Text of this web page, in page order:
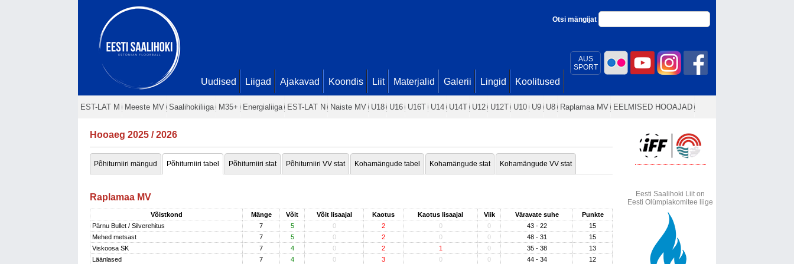
AUS
SPORT
Otsi mängijat
Uudised Liigad Ajakavad Koondis Liit Materjalid Galerii Lingid Koolitused
EST-LAT M Meeste MV Saalihokiliiga M35+ Energialiiga EST-LAT N Naiste MV U18 U16 U16T U14 U14T U12 U12T U10 U9 U8 Raplamaa MV EELMISED HOOAJAD
Hooaeg 2025 / 2026
Põhiturniiri mängud Põhiturniiri tabel Põhiturniiri stat Põhiturniiri VV stat Kohamängude tabel Kohamängude stat Kohamängude VV stat
Raplamaa MV
Võistkond Mänge Võit Võit lisaajal Kaotus Kaotus lisaajal Viik Väravate suhe
Punkte
Pärnu Bullet / Silverehitus
7 5 0 2 0 0 43 - 22
15
Mehed metsast
7 5 0 2 0 0 48 - 31
15
Viskoosa SK
7 4 0 2 1 0 35 - 38
13
Läänlased
7 4 0 3 0 0 44 - 34
12
Eesti Saalihoki Liit on
Eesti Olümpiakomitee liige